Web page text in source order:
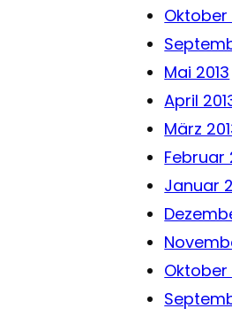
Oktober
Mai 2013
April
März
Februar
Januar
Oktober